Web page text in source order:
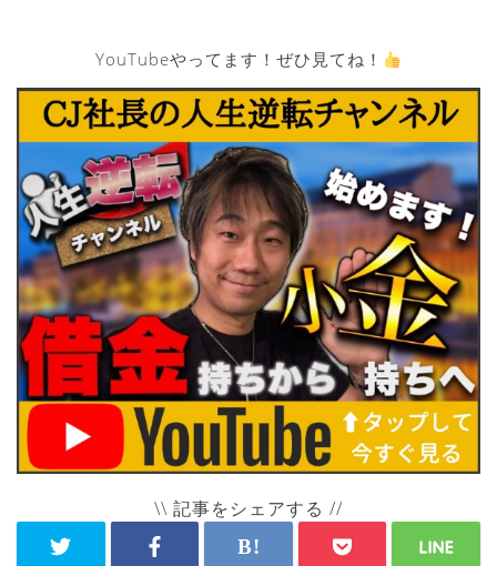
YouTubeやってます！ぜひ見てね！
\\ 記事をシェアする //